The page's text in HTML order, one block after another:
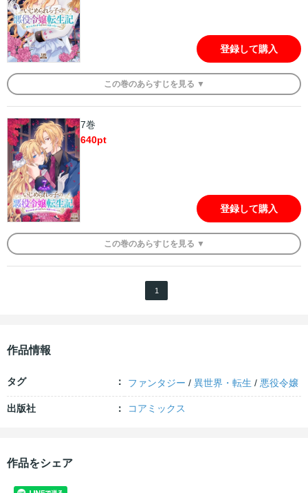
登録して購入
この巻のあらすじを 見る ▼
7巻
640pt
登録して購入
この巻のあらすじを 見る ▼
1
作品情報
タグ ファンタジー /異世界・転生 / 悪役令嬢
出版社 コアミックス
作品をシェア